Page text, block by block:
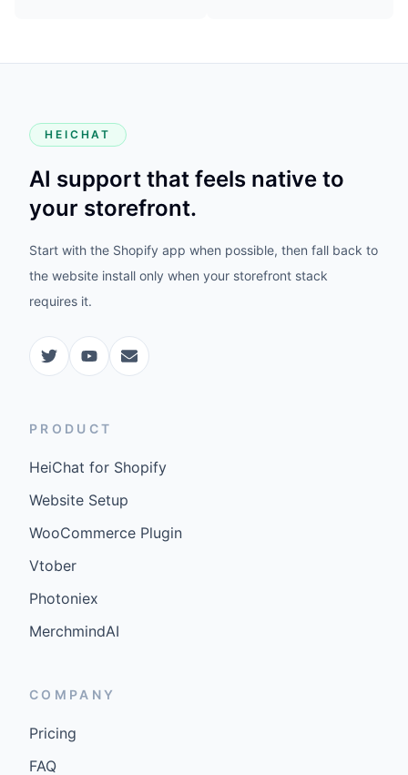
HEICHAT
AI support that feels native to
your storefront.
Start with the Shopify app when possible, then fall back to
the website install only when your storefront stack
requires it.
PRODUCT
HeiChat for Shopify
Website Setup
WooCommerce Plugin
Vtober
Photoniex
MerchmindAI
COMPANY
Pricing
FAQ